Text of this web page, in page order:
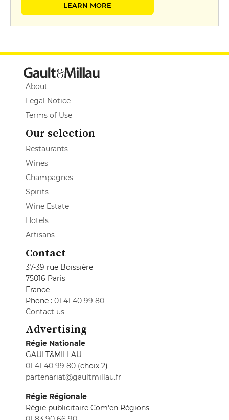
LEARN MORE
About
Legal Notice
Terms of Use
Our selection
Restaurants
Wines
Champagnes
Spirits
Wine Estate
Hotels
Artisans
Contact
37-39 rue Boissière
75016 Paris
France
Phone : 01 41 40 99 80
Contact us
Advertising
Régie Nationale
GAULT&MILLAU
01 41 40 99 80 (choix 2)
partenariat@gaultmillau.fr
Régie Régionale
Régie publicitaire Com'en Régions